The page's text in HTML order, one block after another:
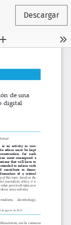
Descargar